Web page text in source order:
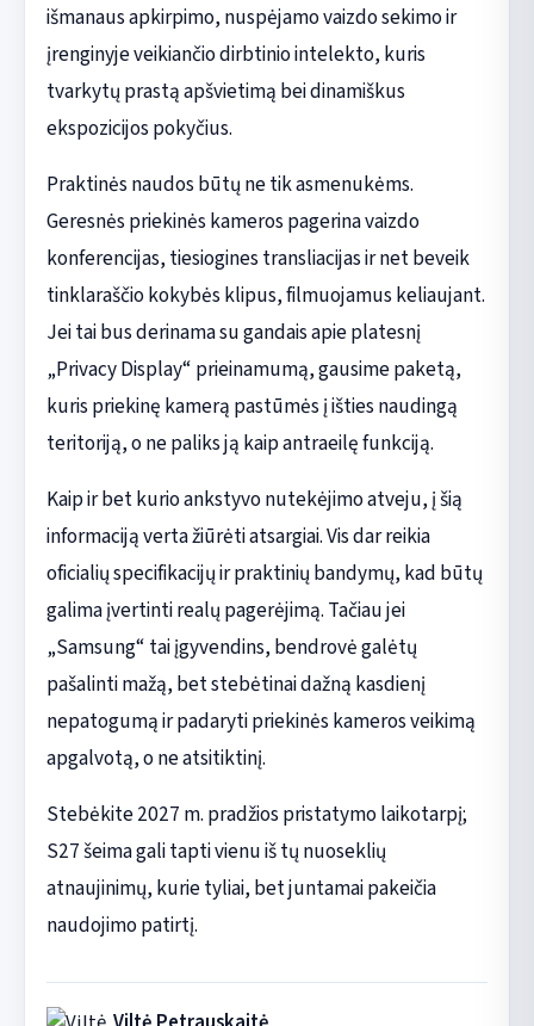
išmanaus apkirpimo, nuspėjamo vaizdo sekimo ir
įrenginyje veikiančio dirbtinio intelekto, kuris
tvarkytų prastą apšvietimą bei dinamiškus
ekspozicijos pokyčius.
Praktinės naudos būtų ne tik asmenukėms.
Geresnės priekinės kameros pagerina vaizdo
konferencijas, tiesiogines transliacijas ir net beveik
tinklaraščio kokybės klipus, filmuojamus keliaujant.
Jei tai bus derinama su gandais apie platesnį
„Privacy Display“ prieinamumą, gausime paketą,
kuris priekinę kamerą pastūmės į išties naudingą
teritoriją, o ne paliks ją kaip antraeilę funkciją.
Kaip ir bet kurio ankstyvo nutekėjimo atveju, į šią
informaciją verta žiūrėti atsargiai. Vis dar reikia
oficialių specifikacijų ir praktinių bandymų, kad būtų
galima įvertinti realų pagerėjimą. Tačiau jei
„Samsung“ tai įgyvendins, bendrovė galėtų
pašalinti mažą, bet stebėtinai dažną kasdienį
nepatogumą ir padaryti priekinės kameros veikimą
apgalvotą, o ne atsitiktinį.
Stebėkite 2027 m. pradžios pristatymo laikotarpį;
S27 šeima gali tapti vienu iš tų nuoseklių
atnaujinimų, kurie tyliai, bet juntamai pakeičia
naudojimo patirtį.